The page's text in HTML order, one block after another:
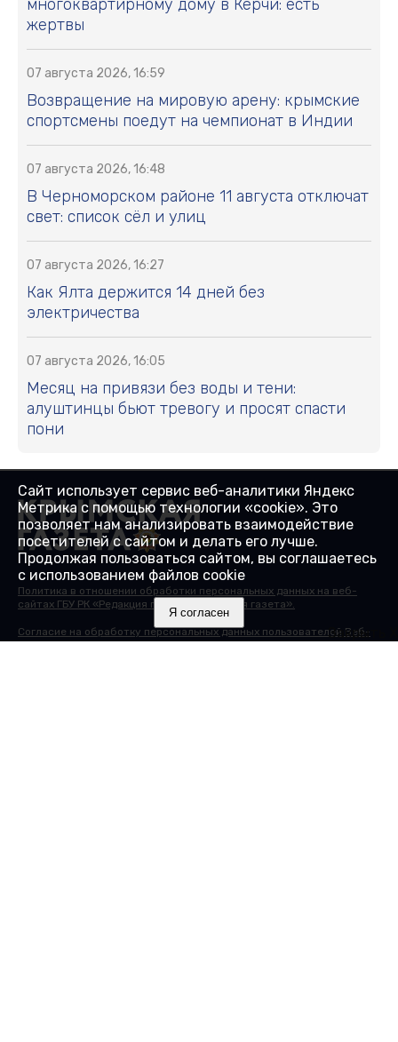
многоквартирному дому в Керчи: есть
жертвы
07 августа 2026, 16:59
Возвращение на мировую арену: крымские
спортсмены поедут на чемпионат в Индии
07 августа 2026, 16:48
В Черноморском районе 11 августа отключат
свет: список сёл и улиц
07 августа 2026, 16:27
Как Ялта держится 14 дней без
электричества
07 августа 2026, 16:05
Месяц на привязи без воды и тени:
алуштинцы бьют тревогу и просят спасти
пони
Закрыть X
Политика в отношении обработки персональных данных на веб-
сайтах ГБУ РК «Редакция газеты «Крымская газета».
Согласие на обработку персональных данных пользователей Веб-
сайта.
Сайт использует сервис веб-аналитики Яндекс
Метрика с помощью технологии «cookie». Это
позволяет нам анализировать взаимодействие
посетителей с сайтом и делать его лучше.
Продолжая пользоваться сайтом, вы соглашаетесь
с использованием файлов cookie
Я согласен